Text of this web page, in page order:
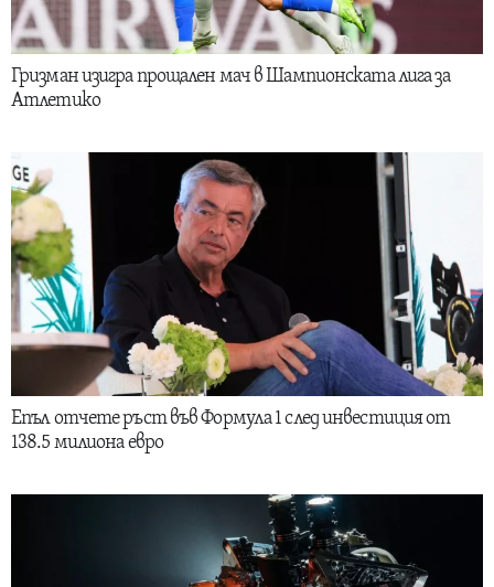
Гризман изигра прощален мач в Шампионската лига за
Атлетико
Епъл отчете ръст във Формула 1 след инвестиция от
138.5 милиона евро